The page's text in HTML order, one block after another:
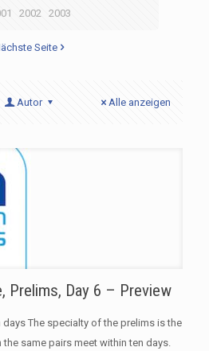
2002 2003
Seite
Autor Alle anzeigen
Prelims, Day 6 – Preview
The specialty of the prelims is the
same pairs meet within ten days.